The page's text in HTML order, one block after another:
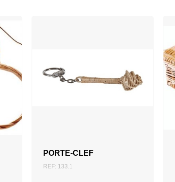
PORTE-CLEF
REF: 133.1